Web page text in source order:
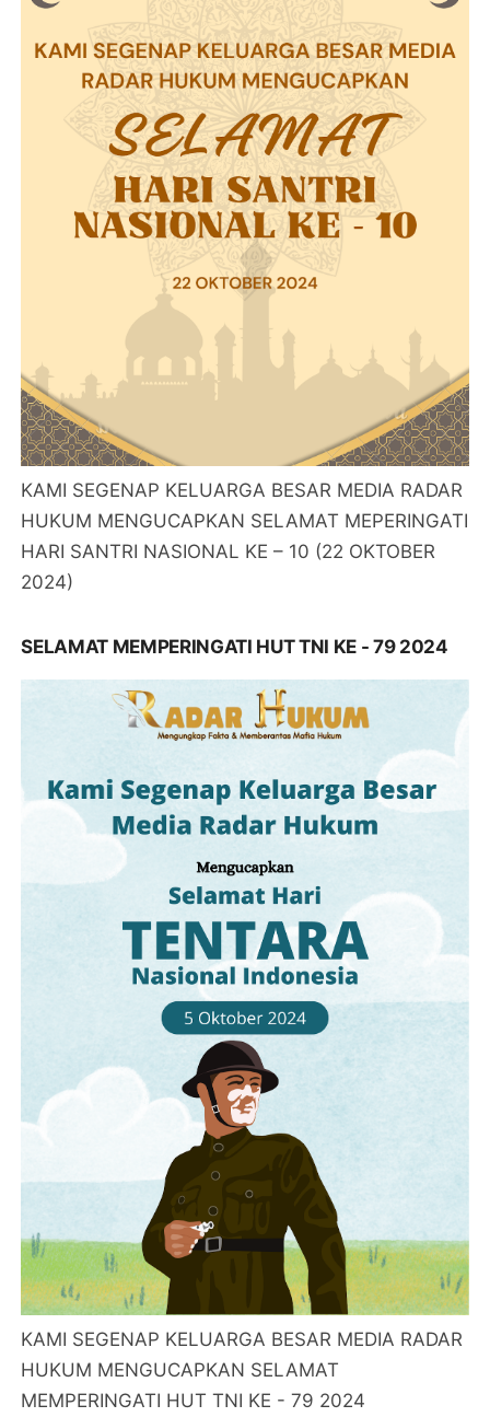
KAMI SEGENAP KELUARGA BESAR MEDIA RADAR
HUKUM MENGUCAPKAN SELAMAT MEPERINGATI
HARI SANTRI NASIONAL KE – 10 (22 OKTOBER
2024)
SELAMAT MEMPERINGATI HUT TNI KE - 79 2024
KAMI SEGENAP KELUARGA BESAR MEDIA RADAR
HUKUM MENGUCAPKAN SELAMAT
MEMPERINGATI HUT TNI KE - 79 2024